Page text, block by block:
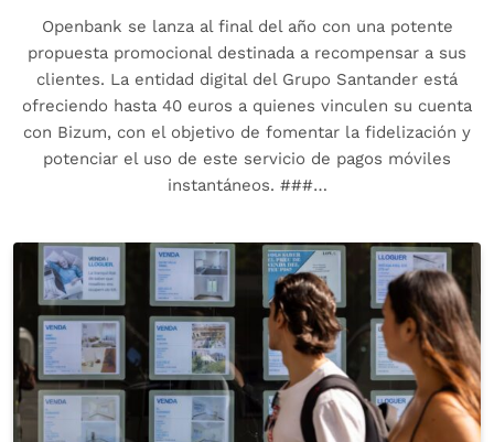
Openbank se lanza al final del año con una potente
propuesta promocional destinada a recompensar a sus
clientes. La entidad digital del Grupo Santander está
ofreciendo hasta 40 euros a quienes vinculen su cuenta
con Bizum, con el objetivo de fomentar la fidelización y
potenciar el uso de este servicio de pagos móviles
instantáneos. ###…